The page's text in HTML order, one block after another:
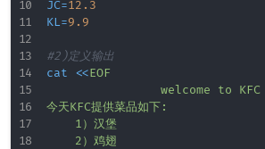
JC=12.3
KL=9.9
#2)定义输出
cat
<<EOF
                welcome to KFC
今天KFC提供菜品如下:
    1）汉堡
    2）鸡翅